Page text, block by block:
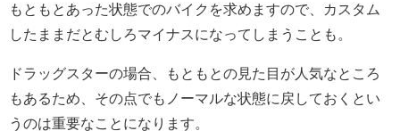
もともとあった状態でのバイクを求めますので、カスタム
したままだとむしろマイナスになってしまうことも。
ドラッグスターの場合、もともとの見た目が人気なところ
もあるため、その点でもノーマルな状態に戻しておくとい
うのは重要なことになります。